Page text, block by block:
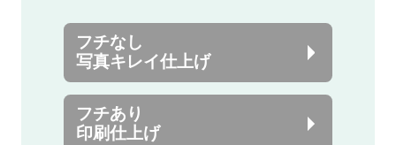
フチなし
写真キレイ仕上げ
フチあり
印刷仕上げ